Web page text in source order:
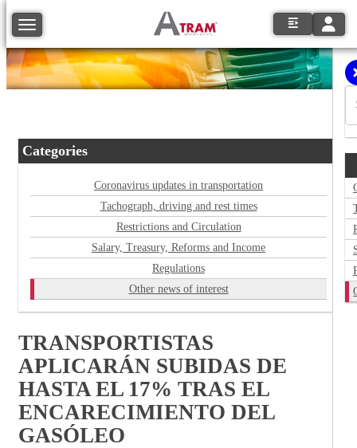
Toggle navigation
Categories
Coronavirus updates in transportation
Tachograph, driving and rest times
Restrictions and Circulation
Salary, Treasury, Reforms and Income
Regulations
Other news of interest
TRANSPORTISTAS
APLICARÁN SUBIDAS DE
HASTA EL 17% TRAS EL
ENCARECIMIENTO DEL
GASÓLEO